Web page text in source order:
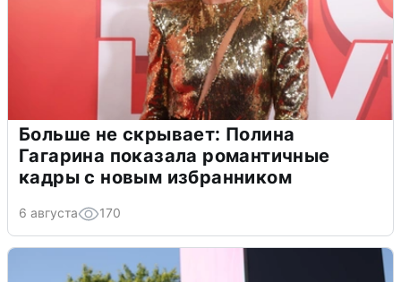
Больше не скрывает: Полина
Гагарина показала романтичные
кадры с новым избранником
6 августа 170